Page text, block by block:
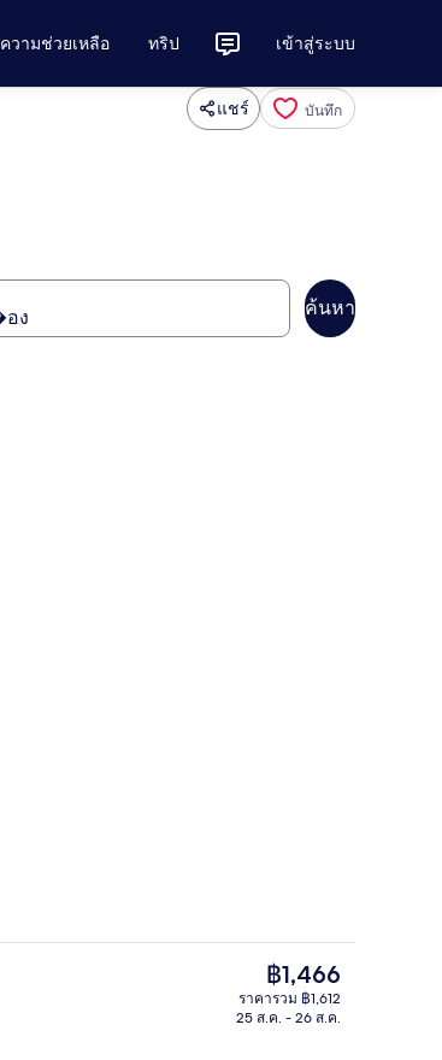
ความช่วยเหลือ ทริป เข้าสู่ระบบ
แชร์ บันทึก
ค้นหา
ราคา
ปัจจุบัน
฿1,466
฿1,466
ราคารวม ฿1,612
25 ส.ค. - 26 ส.ค.